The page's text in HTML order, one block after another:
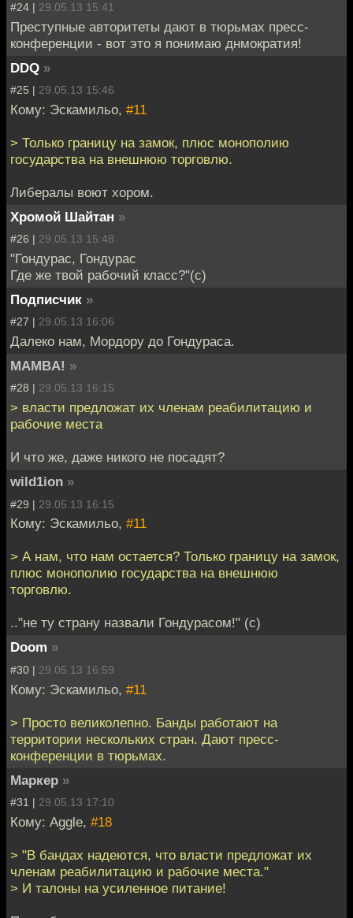
#24 | 29.05.13 15:41
Преступные авторитеты дают в тюрьмах пресс-
конференции - вот это я понимаю днмократия!
DDQ »
#25 | 29.05.13 15:46
Кому: Эскамильо, #11
> Только границу на замок, плюс монополию
государства на внешнюю торговлю.
Либералы воют хором.
Хромой Шайтан »
#26 | 29.05.13 15:48
"Гондурас, Гондурас
Где же твой рабочий класс?"(с)
Подписчик »
#27 | 29.05.13 16:06
Далеко нам, Мордору до Гондураса.
MAMBA! »
#28 | 29.05.13 16:15
> власти предложат их членам реабилитацию и
рабочие места
И что же, даже никого не посадят?
wild1ion »
#29 | 29.05.13 16:15
Кому: Эскамильо, #11
> А нам, что нам остается? Только границу на замок,
плюс монополию государства на внешнюю
торговлю.
.."не ту страну назвали Гондурасом!" (с)
Doom »
#30 | 29.05.13 16:59
Кому: Эскамильо, #11
> Просто великолепно. Банды работают на
территории нескольких стран. Дают пресс-
конференции в тюрьмах.
Маркер »
#31 | 29.05.13 17:10
Кому: Aggle, #18
> "В бандах надеются, что власти предложат их
членам реабилитацию и рабочие места."
> И талоны на усиленное питание!